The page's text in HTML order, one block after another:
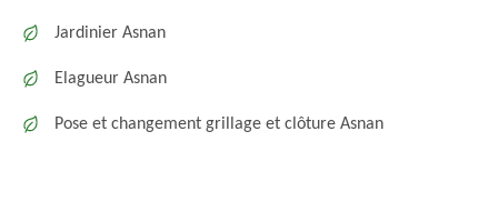
Jardinier Asnan
Elagueur Asnan
Pose et changement grillage et clôture Asnan